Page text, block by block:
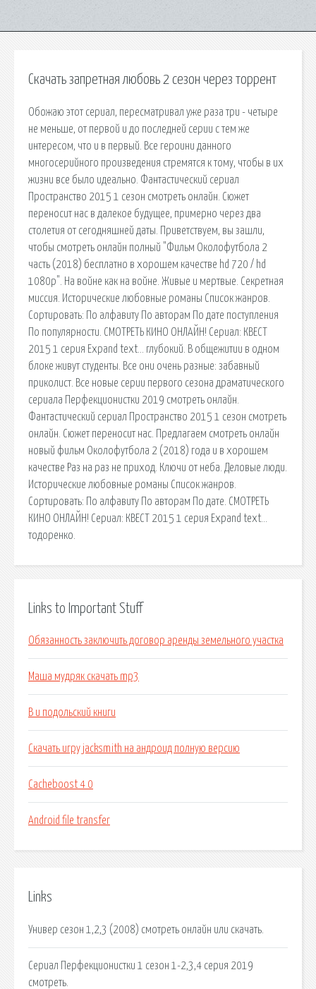
Скачать запретная любовь 2 сезон через торрент
Обожаю этот сериал, пересматривал уже раза три - четыре
не меньше, от первой и до последней серии с тем же
интересом, что и в первый. Все героини данного
многосерийного произведения стремятся к тому, чтобы в их
жизни все было идеально. Фантастический сериал
Пространство 2015 1 сезон смотреть онлайн. Сюжет
переносит нас в далекое будущее, примерно через два
столетия от сегодняшней даты. Приветствуем, вы зашли,
чтобы смотреть онлайн полный "Фильм Околофутбола 2
часть (2018) бесплатно в хорошем качестве hd 720 / hd
1080p". На войне как на войне. Живые и мертвые. Секретная
миссия. Исторические любовные романы Список жанров.
Сортировать: По алфавиту По авторам По дате поступления
По популярности. СМОТРЕТЬ КИНО ОНЛАЙН! Сериал: КВЕСТ
2015 1 серия Expand text… глубокий. В общежитии в одном
блоке живут студенты. Все они очень разные: забавный
приколист. Все новые серии первого сезона драматического
сериала Перфекционистки 2019 смотреть онлайн.
Фантастический сериал Пространство 2015 1 сезон смотреть
онлайн. Сюжет переносит нас. Предлагаем смотреть онлайн
новый фильм Околофутбола 2 (2018) года и в хорошем
качестве Раз на раз не приход. Ключи от неба. Деловые люди.
Исторические любовные романы Список жанров.
Сортировать: По алфавиту По авторам По дате. СМОТРЕТЬ
КИНО ОНЛАЙН! Сериал: КВЕСТ 2015 1 серия Expand text…
тодоренко.
Links to Important Stuff
Обязанность заключить договор аренды земельного участка
Маша мудряк скачать mp3
В и подольский книги
Скачать игру jacksmith на андроид полную версию
Cacheboost 4 0
Android file transfer
Links
Универ сезон 1,2,3 (2008) смотреть онлайн или скачать.
Сериал Перфекционистки 1 сезон 1-2,3,4 серия 2019
смотреть.